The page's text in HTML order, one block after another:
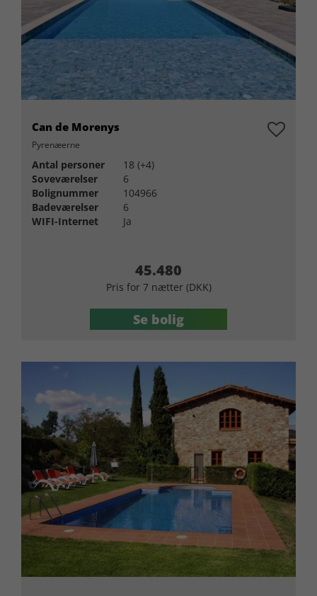
Can de Morenys
Pyrenæerne
Antal personer
18 (+4)
Soveværelser
6
Bolignummer
104966
Badeværelser
6
WIFI-Internet
Ja
45.480
Pris for 7 nætter (DKK)
Se bolig